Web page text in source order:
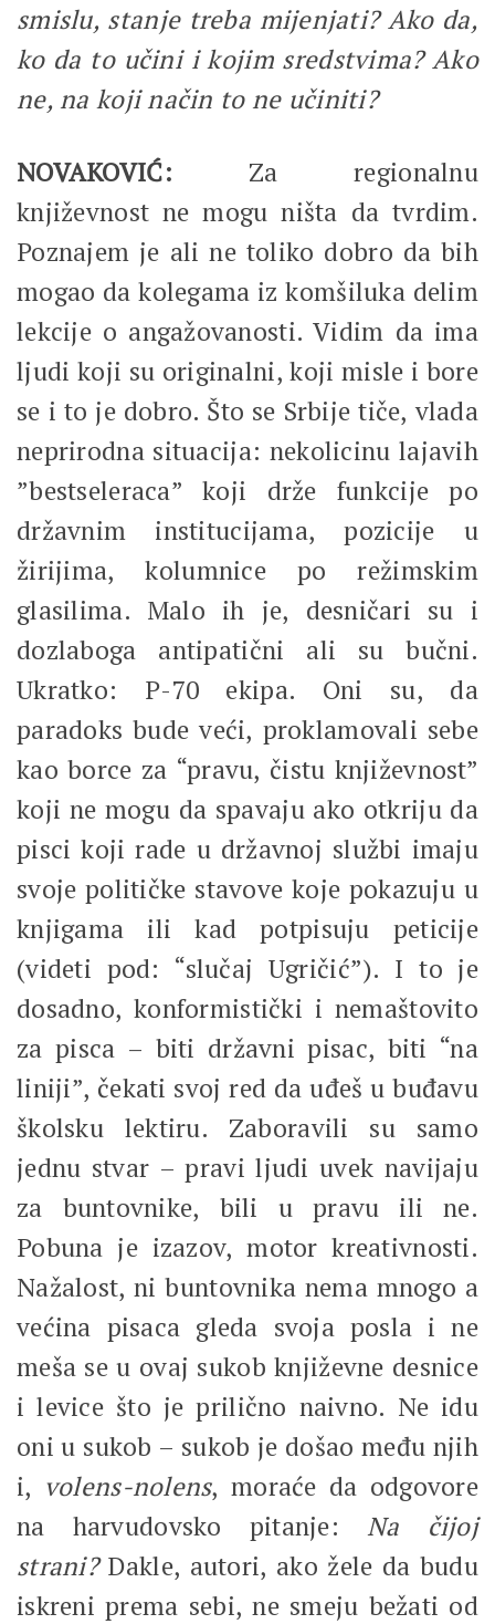
smislu, stanje treba mijenjati? Ako da,
ko da to učini i kojim sredstvima? Ako
ne, na koji način to ne učiniti?
NOVAKOVIĆ: Za regionalnu
književnost ne mogu ništa da tvrdim.
Poznajem je ali ne toliko dobro da bih
mogao da kolegama iz komšiluka delim
lekcije o angažovanosti. Vidim da ima
ljudi koji su originalni, koji misle i bore
se i to je dobro. Što se Srbije tiče, vlada
neprirodna situacija: nekolicinu lajavih
”bestseleraca” koji drže funkcije po
državnim institucijama, pozicije u
žirijima, kolumnice po režimskim
glasilima. Malo ih je, desničari su i
dozlaboga antipatični ali su bučni.
Ukratko: P-70 ekipa. Oni su, da
paradoks bude veći, proklamovali sebe
kao borce za “pravu, čistu književnost”
koji ne mogu da spavaju ako otkriju da
pisci koji rade u državnoj službi imaju
svoje političke stavove koje pokazuju u
knjigama ili kad potpisuju peticije
(videti pod: “slučaj Ugričić”). I to je
dosadno, konformistički i nemaštovito
za pisca – biti državni pisac, biti “na
liniji”, čekati svoj red da uđeš u buđavu
školsku lektiru. Zaboravili su samo
jednu stvar – pravi ljudi uvek navijaju
za buntovnike, bili u pravu ili ne.
Pobuna je izazov, motor kreativnosti.
Nažalost, ni buntovnika nema mnogo a
većina pisaca gleda svoja posla i ne
meša se u ovaj sukob književne desnice
i levice što je prilično naivno. Ne idu
oni u sukob – sukob je došao među njih
i, volens-nolens, moraće da odgovore
na harvudovsko pitanje: Na čijoj
strani?Dakle, autori, ako žele da budu
iskreni prema sebi, ne smeju bežati od